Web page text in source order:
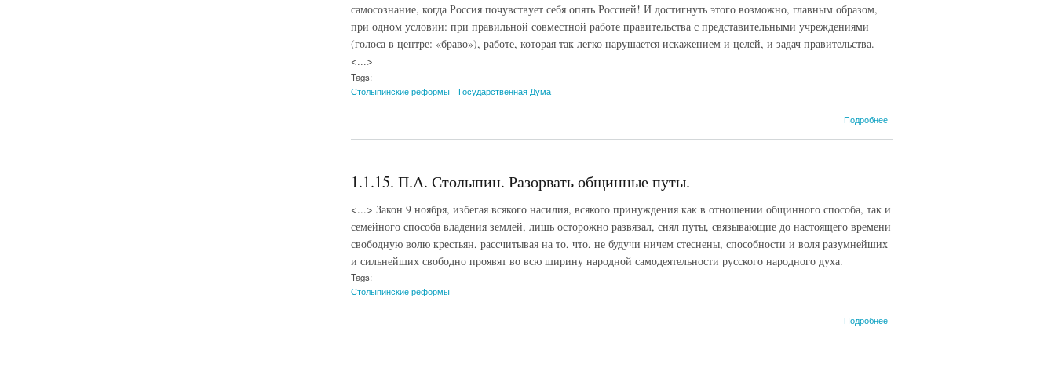
самосознание, когда Россия почувствует себя опять Россией! И достигнуть этого возможно, главным образом,
при одном условии: при правильной совместной работе правительства с представительными учреждениями
(голоса в центре: «браво»), работе, которая так легко нарушается искажением и целей, и задач правительства.
<...>
Tags:
Столыпинские реформы
Государственная Дума
Подробнее
Историческое
1.1.15. П.А. Столыпин. Разорвать общинные путы.
<...> Закон 9 ноября, избегая всякого насилия, всякого принуждения как в отношении общинного способа, так и
семейного способа владения землей, лишь осторожно развязал, снял путы, связывающие до настоящего времени
свободную волю крестьян, рассчитывая на то, что, не будучи ничем стеснены, способности и воля разумнейших
и сильнейших свободно проявят во всю ширину народной самодеятельности русского народного духа.
Tags:
Столыпинские реформы
Подробнее
Столыпин.